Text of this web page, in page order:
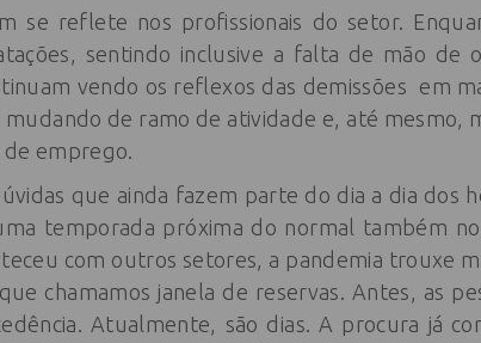
se reflete nos profissionais do setor.
sentindo inclusive a falta de mão de
vendo os reflexos das demissões em
mudando de ramo de atividade e, até mesmo,
emprego.
que ainda fazem parte do dia a dia dos
temporada próxima do normal também no
com outros setores, a pandemia trouxe
chamamos janela de reservas. Antes, as
Atualmente, são dias. A procura já